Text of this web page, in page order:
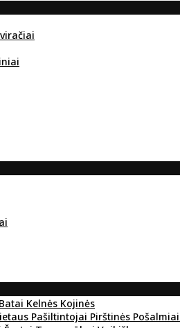
Batai Kelnės Kojinės
Pašiltintojai Pirštinės